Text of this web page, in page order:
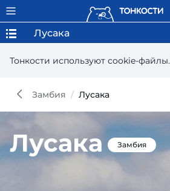
Тонкости используют сookie-файлы.
Лусака
Замбия Лусака
Лусака Замбия